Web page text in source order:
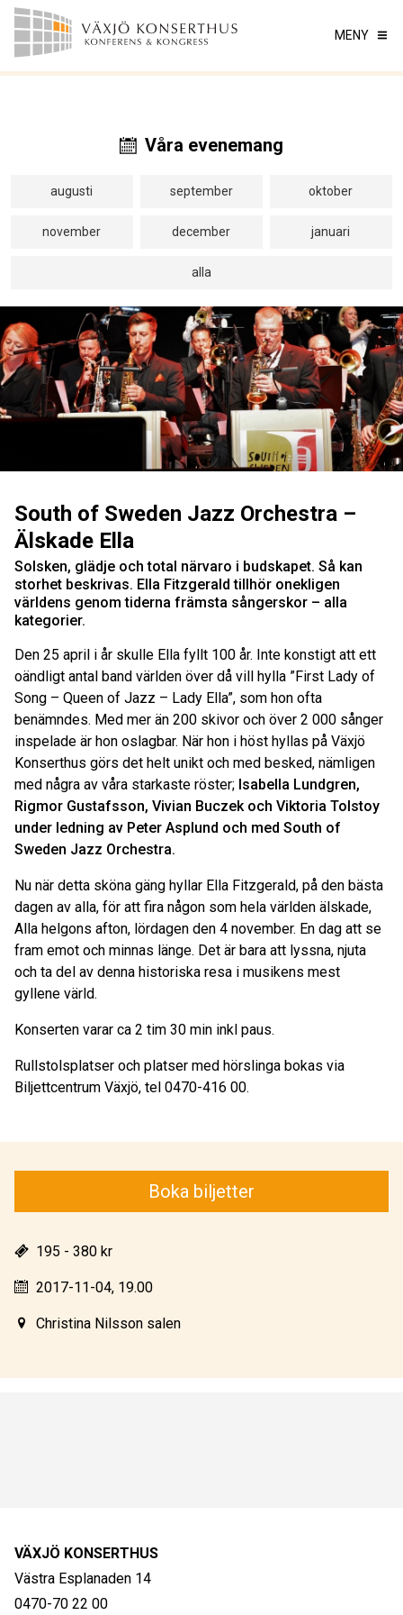
MENY
Våra evenemang
augusti september oktober
november december januari
alla
Boka biljetter
195 - 380 kr
2017-11-04, 19.00
Christina Nilsson salen
South of Sweden Jazz Orchestra –
Älskade Ella
Solsken, glädje och total närvaro i budskapet. Så kan
storhet beskrivas. Ella Fitzgerald tillhör onekligen
världens genom tiderna främsta sångerskor – alla
kategorier.
Den 25 april i år skulle Ella fyllt 100 år. Inte konstigt att ett
oändligt antal band världen över då vill hylla ”First Lady of
Song – Queen of Jazz – Lady Ella”, som hon ofta
benämndes. Med mer än 200 skivor och över 2 000 sånger
inspelade är hon oslagbar. När hon i höst hyllas på Växjö
Konserthus görs det helt unikt och med besked, nämligen
med några av våra starkaste röster; Isabella Lundgren,
Rigmor Gustafsson, Vivian Buczek och Viktoria Tolstoy
under ledning av Peter Asplund och med South of
Sweden Jazz Orchestra.
Nu när detta sköna gäng hyllar Ella Fitzgerald, på den bästa
dagen av alla, för att fira någon som hela världen älskade,
Alla helgons afton, lördagen den 4 november. En dag att se
fram emot och minnas länge. Det är bara att lyssna, njuta
och ta del av denna historiska resa i musikens mest
gyllene värld.
Konserten varar ca 2 tim 30 min inkl paus.
Rullstolsplatser och platser med hörslinga bokas via
Biljettcentrum Växjö, tel 0470-416 00.
VÄXJÖ KONSERTHUS
Västra Esplanaden 14
0470-70 22 00